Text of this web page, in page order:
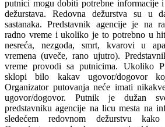
putnici mogu dobiti potrebne informacije
dežurstava. Redovna dežurstva su u
sastanaka. Predstavnik agencije je na
radno vreme i ukoliko je to potrebno u
nesreća, nezgoda, smrt, kvarovi u
vremena (uveče, rano ujutro).
vreme provodi sa putnicima. Ukoliko
sklopi bilo kakav ugovor/dogovor
Organizator putovanja neće imati
ugovor/dogovor. Putnik je dužan
predstavniku agencije na licu mesta na
sledećem redovnom dežurstvu